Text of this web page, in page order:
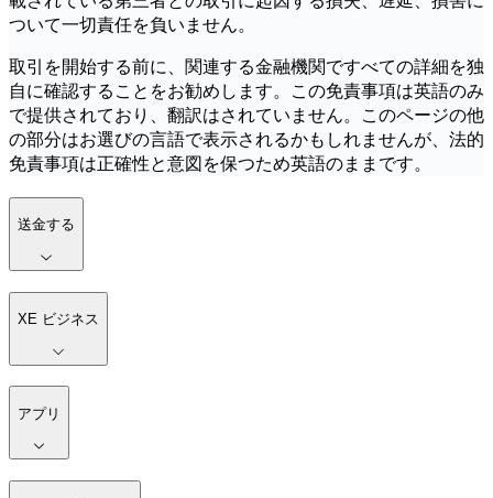
ついて一切責任を負いません。
取引を開始する前に、関連する金融機関ですべての詳細を独
自に確認することをお勧めします。この免責事項は英語のみ
で提供されており、翻訳はされていません。このページの他
の部分はお選びの言語で表示されるかもしれませんが、法的
免責事項は正確性と意図を保つため英語のままです。
送金する
XE ビジネス
アプリ